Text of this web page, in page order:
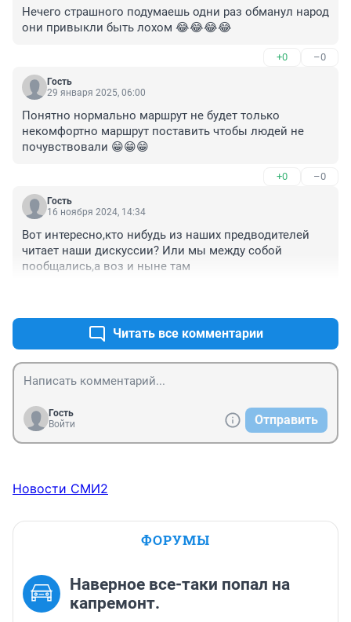
Нечего страшного подумаешь одни раз обманул народ
они привыкли быть лохом 😂😂😂😂
+0 –0
Гость
29 января 2025, 06:00
Понятно нормально маршрут не будет только
некомфортно маршрут поставить чтобы людей не
почувствовали 😁😁😁
+0 –0
Гость
16 ноября 2024, 14:34
Вот интересно,кто нибудь из наших предводителей
читает наши дискуссии? Или мы между собой
пообщались,а воз и ныне там
Читать все комментарии
Гость
Войти
Отправить
Новости СМИ2
ФОРУМЫ
Наверное все-таки попал на
капремонт.